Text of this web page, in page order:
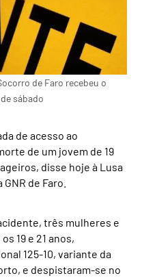
de Faro recebeu o
sábado
de acesso ao
de um jovem de 19
disse hoje à Lusa
de Faro.
três mulheres e
19 e 21 anos,
125-10, variante da
e despistaram-se no